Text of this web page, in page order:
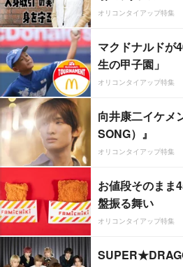
オリコンタイアップ特集
マクドナルドが
生の甲子園」
オリコンタイアップ特集
向井康二イケメ
SONG）』
オリコンタイアップ特集
お値段そのまま
盤振る舞い
オリコンタイアップ特集